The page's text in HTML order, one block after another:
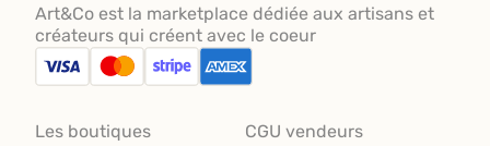
Art&Co est la marketplace dédiée aux artisans et
créateurs qui créent avec le coeur
Les boutiques
CGU vendeurs